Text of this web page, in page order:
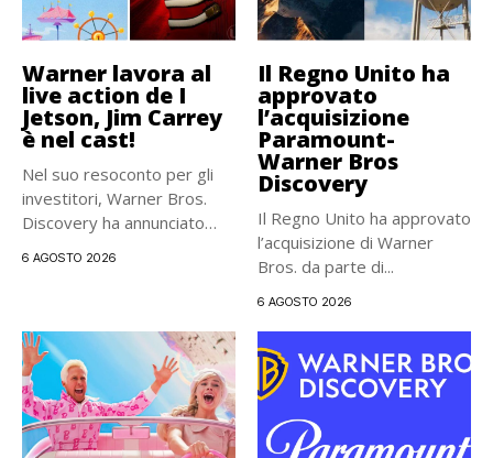
Warner lavora al
live action de I
Jetson, Jim Carrey
è nel cast!
Nel suo resoconto per gli
investitori, Warner Bros.
Discovery ha annunciato
6 AGOSTO 2026
Il Regno Unito ha
approvato
l’acquisizione
Paramount-
Warner Bros
Discovery
Il Regno Unito ha approvato
l’acquisizione di Warner
Bros. da parte di...
6 AGOSTO 2026